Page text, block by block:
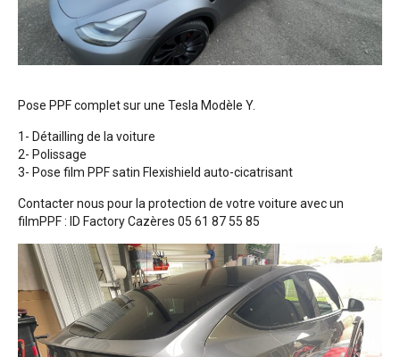
Pose PPF complet sur une Tesla Modèle Y.
1- Détailling de la voiture
2- Polissage
3- Pose film PPF satin Flexishield auto-cicatrisant
Contacter nous pour la protection de votre voiture avec un
filmPPF : ID Factory Cazères 05 61 87 55 85